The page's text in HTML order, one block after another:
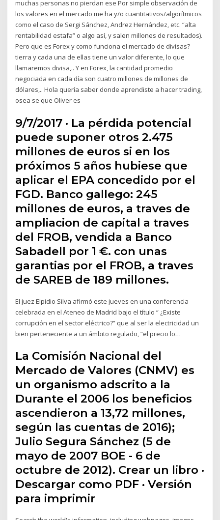
muchas personas no pierdan ese Por simple observación de
los valores en el mercado me ha y/o cuantitativos/algorítmicos
como el caso de Sergi Sánchez, Andrez Hernández, etc. “alta
rentabilidad estafa” o algo así, y salen millones de resultados).
Pero que es Forex y como funciona el mercado de divisas?
tierra y cada una de ellas tiene un valor diferente, lo que
llamaremos divisa,.. Y en Forex, la cantidad promedio
negociada en cada día son cuatro millones de millones de
dólares,.. Hola quería saber donde aprendiste a hacer trading,
osea se que Oliver es
9/7/2017 · La pérdida potencial
puede suponer otros 2.475
millones de euros si en los
próximos 5 años hubiese que
aplicar el EPA concedido por el
FGD. Banco gallego: 245
millones de euros, a traves de
ampliacion de capital a traves
del FROB, vendida a Banco
Sabadell por 1 €. con unas
garantias por el FROB, a traves
de SAREB de 189 millones.
El juez Elpidio Silva afirmó este jueves en una conferencia
celebrada en el Ateneo de Madrid bajo el título “ ¿Existe
corrupción en el sector eléctrico?” que al ser la electricidad un
bien perteneciente a un ámbito regulado, “el precio lo…
La Comisión Nacional del
Mercado de Valores (CNMV) es
un organismo adscrito a la
Durante el 2006 los beneficios
ascendieron a 13,72 millones,
según las cuentas de 2016​);
Julio Segura Sánchez (5 de
mayo de 2007 BOE - 6 de
octubre de 2012). Crear un libro ·
Descargar como PDF · Versión
para imprimir